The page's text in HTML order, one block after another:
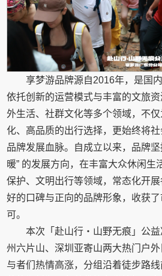
享梦游品牌源自2016年，是国
依托创新的运营模式与丰富的文旅
外生活、社群文化等多个领域，不
化、高品质的出行选择，更始终将
品牌发展血脉。自成立以来，品牌
暖” 的发展方向，在丰富大众休闲生
保护、文明出行等领域，常态化开
好的口碑与正向的品牌形象，收获
可。
本次「赴山行・山野无痕」公
州六片山、深圳亚寄山两大热门户
与者们热情高涨，分组沿着徒步路